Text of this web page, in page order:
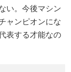
い。今後マシン
ャンピオンにな
表する才能なの